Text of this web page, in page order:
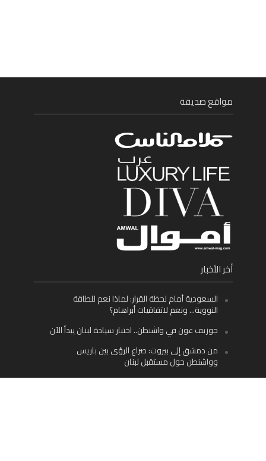
مواقع صديقة
أخر الأخبار
السعودية أمام لحظة القرار: لماذا نعم للطاقة
النووية… ونعم لاتفاقيات أبراهام؟
جوزيف عون في واشنطن.. اختبار سيادة لبنان يبدأ الآن
من دمشق إلى بيروت: صراع الرؤى بين باريس
وواشنطن حول مستقبل لبنان
اليسار اللبناني «اليقظ» وسيادة الدولة: لماذا يُعدّ نزع